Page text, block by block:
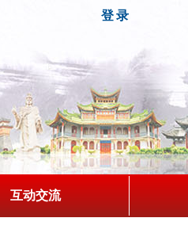
登录
互动交流